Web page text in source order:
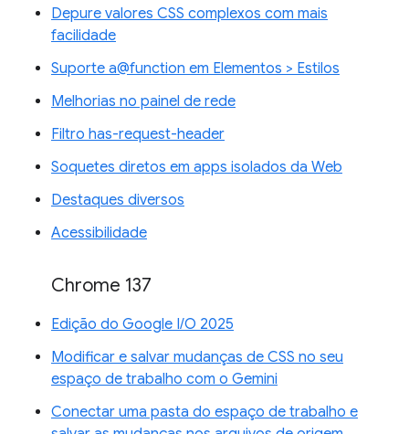
Depure valores CSS complexos com mais
facilidade
Suporte a@function em Elementos > Estilos
Melhorias no painel de rede
Filtro has-request-header
Soquetes diretos em apps isolados da Web
Destaques diversos
Acessibilidade
Chrome 137
Edição do Google I/O 2025
Modificar e salvar mudanças de CSS no seu
espaço de trabalho com o Gemini
Conectar uma pasta do espaço de trabalho e